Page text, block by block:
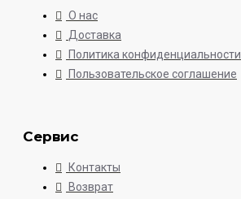
О нас
Доставка
Политика конфиденциальности
Пользовательское соглашение
Сервис
Контакты
Возврат